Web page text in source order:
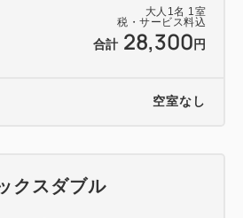
大人 1 名 1 室
税・サービス料込
合計 28,300 円
空室なし
クスダブル